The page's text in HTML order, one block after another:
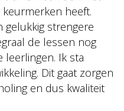
heeft.
gelukkig strengere
de lessen nog
Ik sta
Dit gaat zorgen
en dus kwaliteit